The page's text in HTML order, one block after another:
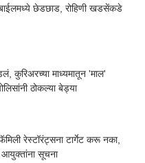
छेडछाड, रोहिणी खडसेंकडे
कुरिअरच्या माध्यमातून 'माल'
ठोकल्या बेड्या
रेस्टॉरंट्सना टार्गेट करू नका,
आयुक्तांना सूचना